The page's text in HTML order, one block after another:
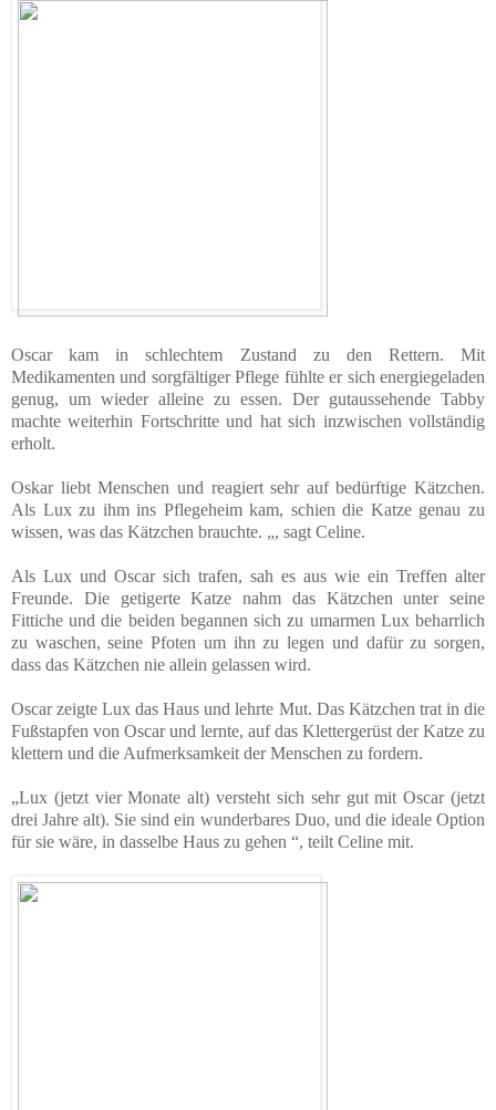
Oscar kam in schlechtem Zustand zu den Rettern. Mit
Medikamenten und sorgfältiger Pflege fühlte er sich energiegeladen
genug, um wieder alleine zu essen. Der gutaussehende Tabby
machte weiterhin Fortschritte und hat sich inzwischen vollständig
erholt.
Oskar liebt Menschen und reagiert sehr auf bedürftige Kätzchen.
Als Lux zu ihm ins Pflegeheim kam, schien die Katze genau zu
wissen, was das Kätzchen brauchte. „, sagt Celine.
Als Lux und Oscar sich trafen, sah es aus wie ein Treffen alter
Freunde. Die getigerte Katze nahm das Kätzchen unter seine
Fittiche und die beiden begannen sich zu umarmen Lux beharrlich
zu waschen, seine Pfoten um ihn zu legen und dafür zu sorgen,
dass das Kätzchen nie allein gelassen wird.
Oscar zeigte Lux das Haus und lehrte Mut. Das Kätzchen trat in die
Fußstapfen von Oscar und lernte, auf das Klettergerüst der Katze zu
klettern und die Aufmerksamkeit der Menschen zu fordern.
„Lux (jetzt vier Monate alt) versteht sich sehr gut mit Oscar (jetzt
drei Jahre alt). Sie sind ein wunderbares Duo, und die ideale Option
für sie wäre, in dasselbe Haus zu gehen “, teilt Celine mit.